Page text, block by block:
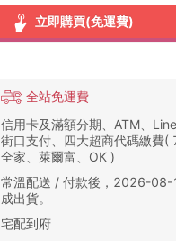
立即購買(免運費)
全站免運費
信用卡及滿額分期、ATM、Line
街口支付、四大超商代碼繳費(
全家、萊爾富、OK )
常溫配送 / 付款後，2026-08-
成出貨。
宅配到府